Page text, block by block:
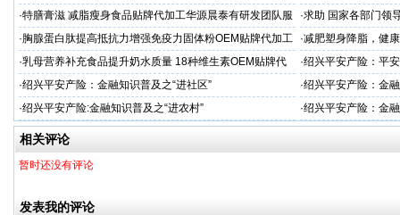
户体验
人才专项培训
·特膳膏滋 减脂瘦身食品贴牌代加工华源晨泰有研发团队服
务商
·求助 国家各部门领
市公安局长
· 胸腺蛋白肽提高抵抗力增强免疫力固体粉OEM贴牌代加工
服务商
·减肥塑身降脂，健
服务商
·乳母营养补充食品提升奶水质量 18种维生素OEM贴牌代
工
·绍兴平安产险：平
·绍兴平安产险：金融知识普及之“进社区” ·绍兴平安产险：金
·绍兴平安产险:金融知识普及之“进农村” ·绍兴平安产险：金
相关评论
暂时还没有评论
发表我的评论